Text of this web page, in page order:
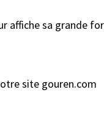
affiche sa grande
site gouren.com